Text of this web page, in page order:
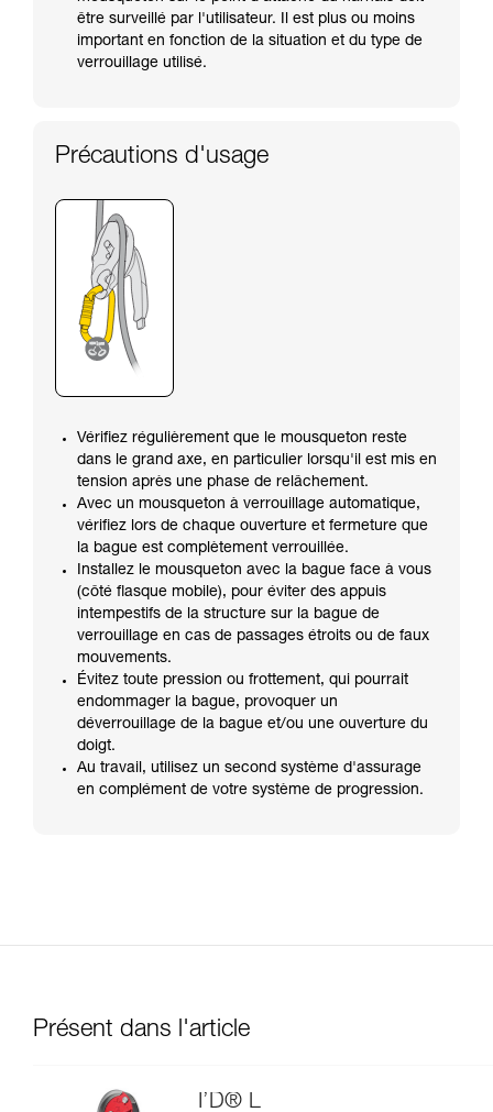
être surveillé par l'utilisateur. Il est plus ou moins
important en fonction de la situation et du type de
verrouillage utilisé.
Précautions d'usage
Vérifiez régulièrement que le mousqueton reste
dans le grand axe, en particulier lorsqu'il est mis en
tension après une phase de relâchement.
Avec un mousqueton à verrouillage automatique,
vérifiez lors de chaque ouverture et fermeture que
la bague est complètement verrouillée.
Installez le mousqueton avec la bague face à vous
(côté flasque mobile), pour éviter des appuis
intempestifs de la structure sur la bague de
verrouillage en cas de passages étroits ou de faux
mouvements.
Évitez toute pression ou frottement, qui pourrait
endommager la bague, provoquer un
déverrouillage de la bague et/ou une ouverture du
doigt.
Au travail, utilisez un second système d'assurage
en complément de votre système de progression.
Présent dans l'article
I’D® L